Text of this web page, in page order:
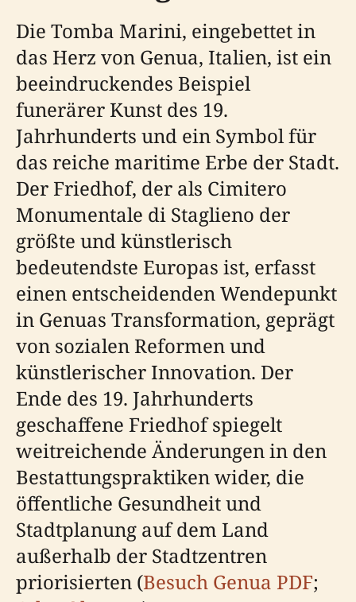
Die Tomba Marini, eingebettet in
das Herz von Genua, Italien, ist ein
beeindruckendes Beispiel
funerärer Kunst des 19.
Jahrhunderts und ein Symbol für
das reiche maritime Erbe der Stadt.
Der Friedhof, der als Cimitero
Monumentale di Staglieno der
größte und künstlerisch
bedeutendste Europas ist, erfasst
einen entscheidenden Wendepunkt
in Genuas Transformation, geprägt
von sozialen Reformen und
künstlerischer Innovation. Der
Ende des 19. Jahrhunderts
geschaffene Friedhof spiegelt
weitreichende Änderungen in den
Bestattungspraktiken wider, die
öffentliche Gesundheit und
Stadtplanung auf dem Land
außerhalb der Stadtzentren
priorisierten (Besuch Genua PDF;